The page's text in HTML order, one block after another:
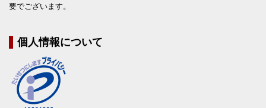
要でございます。
個人情報について